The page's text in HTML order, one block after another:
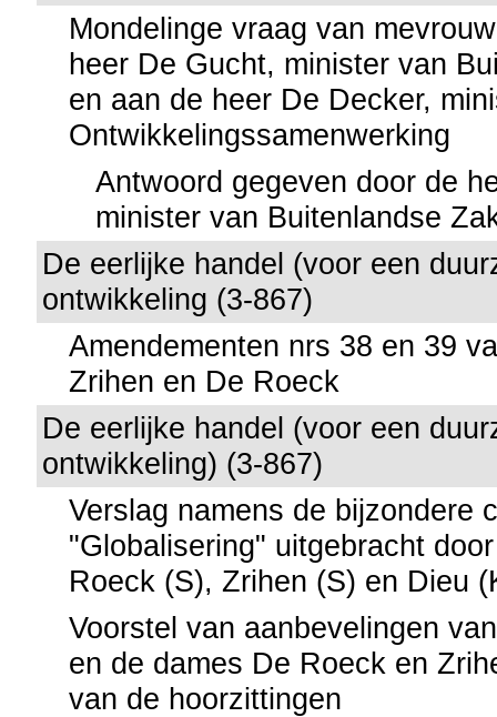
Mondelinge vraag van
heer De Gucht, minister van
en aan de heer De Decker,
Ontwikkelingssamenwerking
Antwoord gegeven door de
minister van Buitenlandse
De eerlijke handel (voor een
ontwikkeling (3-867)
Amendementen nrs 38 en 39
Zrihen en De Roeck
De eerlijke handel (voor een
ontwikkeling) (3-867)
Verslag namens de bijzondere
"Globalisering" uitgebracht
Roeck (S), Zrihen (S) en Dieu
Voorstel van aanbevelingen
en de dames De Roeck en
van de hoorzittingen